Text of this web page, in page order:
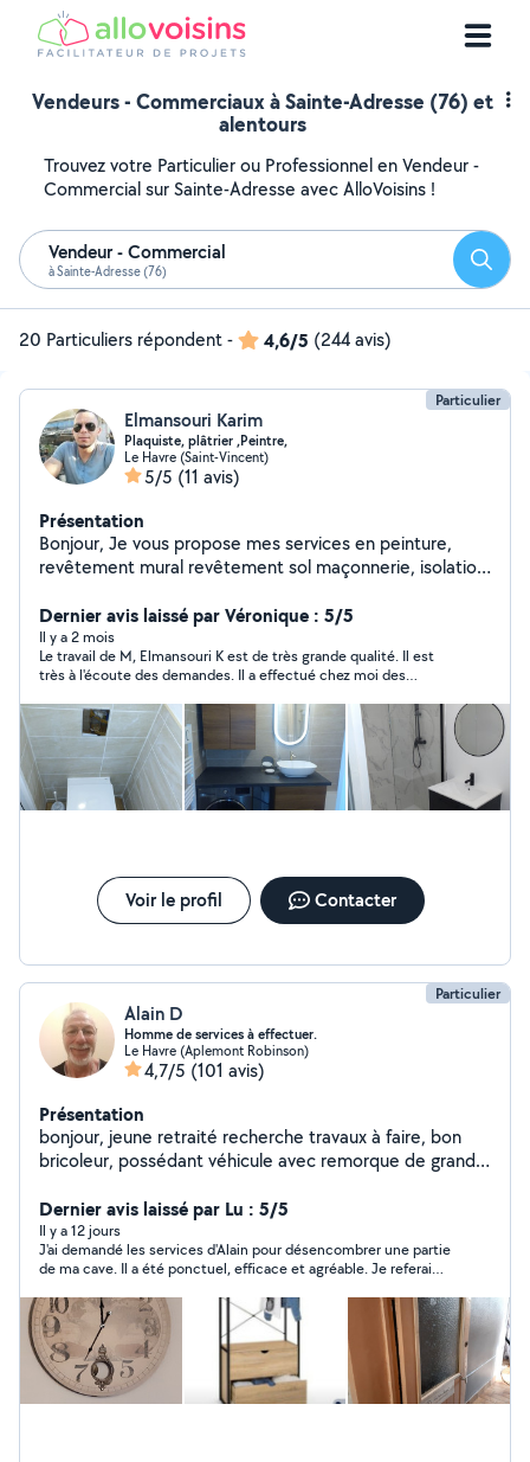
Vendeurs - Commerciaux à Sainte-Adresse (76) et
alentours
Trouvez votre Particulier ou Professionnel en Vendeur -
Commercial sur Sainte-Adresse avec AlloVoisins !
Vendeur - Commercial
à Sainte-Adresse (76)
20 Particuliers répondent- 4,6/5 (244 avis)
Particulier
Elmansouri Karim
Plaquiste, plâtrier ,Peintre,
Le Havre (Saint-Vincent)
5/5 (11 avis)
Présentation
Bonjour, Je vous propose mes services en peinture,
revêtement mural revêtement sol maçonnerie, isolation
meuble et tout type de bricolage Cordialement
Dernier avis laissé par Véronique : 5/5
Il y a 2 mois
Le travail de M, Elmansouri K est de très grande qualité. Il est
très à l'écoute des demandes. Il a effectué chez moi des
très propre. Je le recommande vivement et n'hésiterai pas à
refaire appel à lui si besoin.
Voir le profil Contacter
Particulier
Alain D
Homme de services à effectuer.
Le Havre (Aplemont Robinson)
4,7/5 (101 avis)
Présentation
bonjour, jeune retraité recherche travaux à faire, bon
bricoleur, possédant véhicule avec remorque de grande
Dernier avis laissé par Lu : 5/5
Il y a 12 jours
J'ai demandé les services d'Alain pour désencombrer une partie
de ma cave. Il a été ponctuel, efficace et agréable. Je referai